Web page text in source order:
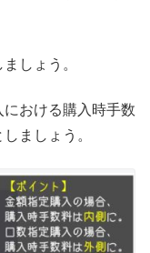
しょう。
おける購入時手数
ましょう。